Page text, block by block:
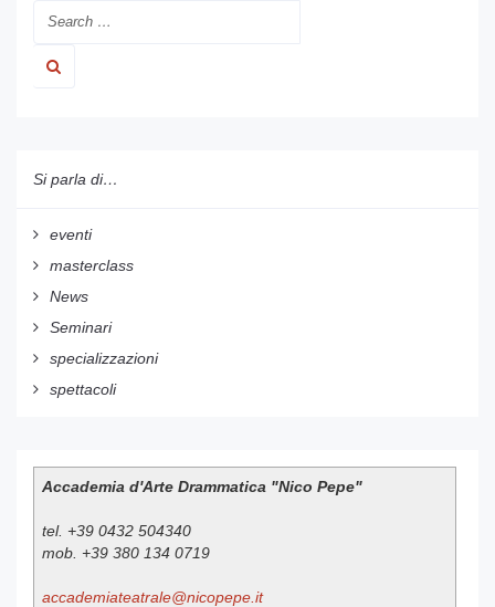
Si parla di…
eventi
masterclass
News
Seminari
specializzazioni
spettacoli
Accademia d'Arte Drammatica "Nico Pepe"
tel. +39 0432 504340
mob. +39 380 134 0719
accademiateatrale@nicopepe.it